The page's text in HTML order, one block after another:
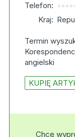
Telefon:
Kraj:
Termin
angielski
KUPIĘ
Chcę